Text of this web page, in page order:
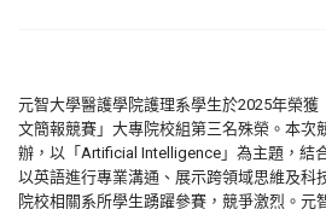
元智大學醫護學院護理系學生於2025年榮
文簡報競賽」大專院校組第三名殊榮。本次
辦，以「Artificial Intelligence」為主題，結
以英語進行專業溝通、展示跨領域思維及科
院校相關系所學生踴躍參賽，競爭激烈。元